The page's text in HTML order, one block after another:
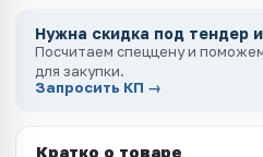
Нужна скидка под тендер
Посчитаем спеццену и
для закупки.
Запросить КП →
Кратко о товаре